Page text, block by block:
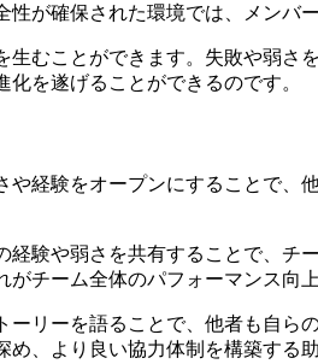
が確保された環境では、メンバ
むことができます。失敗や弱
を遂げることができるのです。
経験をオープンにすることで
験や弱さを共有することで、
チーム全体のパフォーマンス向
リーを語ることで、他者も自
、より良い協力体制を構築する助